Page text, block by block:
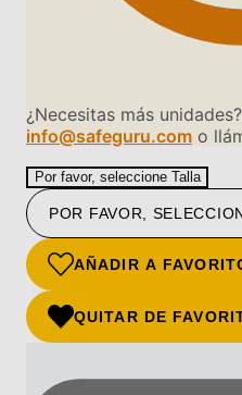
¿Necesitas más
info@safeguru.com o
Por favor, seleccione Talla
POR FAVOR,
AÑADIR A
QUITAR DE